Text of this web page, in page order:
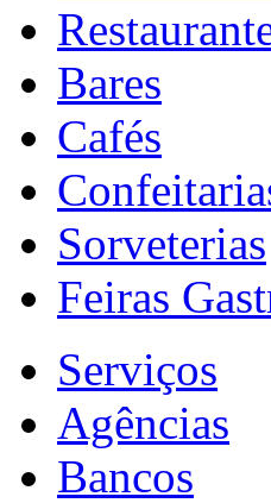
Bares
Cafés
Sorveterias
Feiras
Serviços
Agências
Bancos